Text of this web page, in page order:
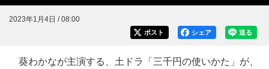
2023年1月4日 / 08:00
送る
シェア
ポスト
葵わかなが主演する、土ドラ「三千円の使いかた」が、